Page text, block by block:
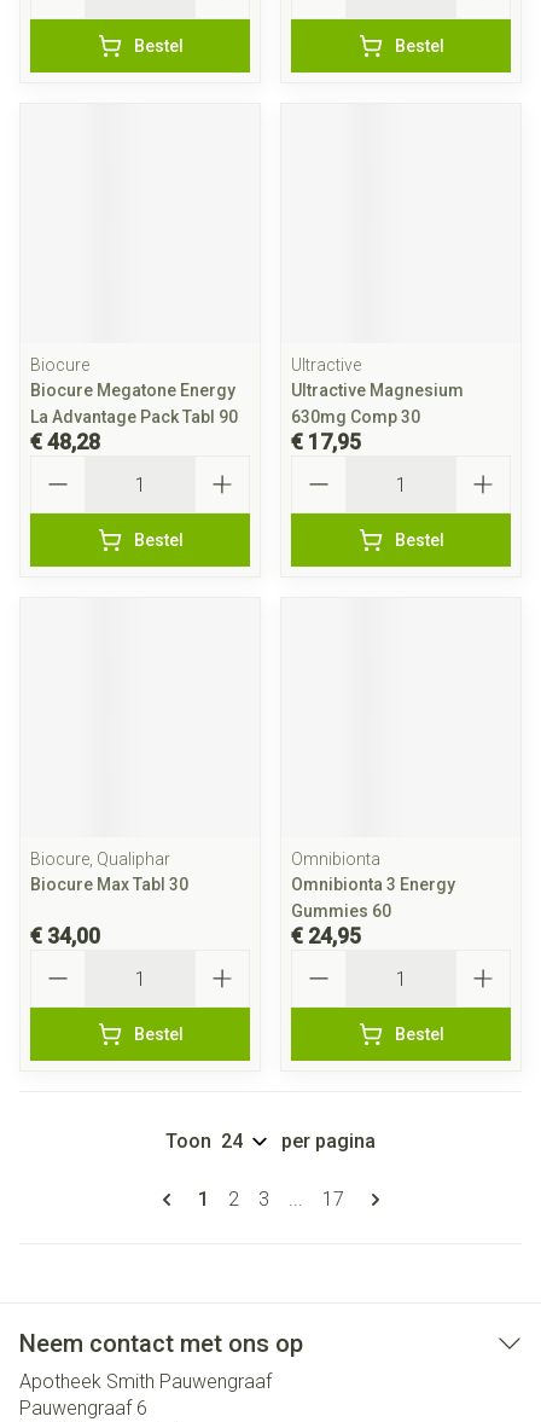
Bestel Bestel
Biocure
Biocure Megatone Energy
La Advantage Pack Tabl 90
€ 48,28
Bestel
Ultractive
Ultractive Magnesium
630mg Comp 30
€ 17,95
Bestel
Biocure, Qualiphar
Biocure Max Tabl 30
€ 34,00
Bestel
Omnibionta
Omnibionta 3 Energy
Gummies 60
€ 24,95
Bestel
Pagina's
U lees momenteel pagina
1 Pagina
2 Pagina
3 ... Pagina
17
Toon per pagina
Neem contact met ons op
Apotheek Smith Pauwengraaf
Pauwengraaf 6